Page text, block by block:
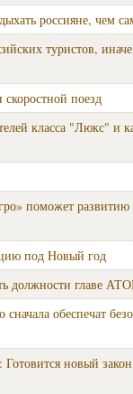
россияне, чем
туристов,
поезд
класса "Люкс" и
поможет развитию
под Новый год
должности главе
обеспечат
новый